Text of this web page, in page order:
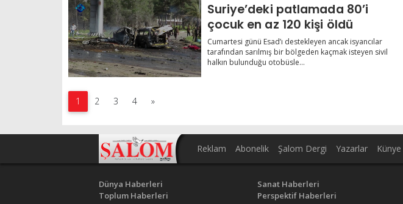
Suriye’deki patlamada 80’i
çocuk en az 120 kişi öldü
Cumartesi günü Esad’ı destekleyen ancak isyancılar
tarafından sarılmış bir bölgeden kaçmak isteyen sivil
halkın bulunduğu otobüsle...
1 2 3 4 »
Reklam Abonelik Şalom Dergi Yazarlar Künye
Dünya Haberleri
Toplum Haberleri
Sanat Haberleri
Perspektif Haberleri